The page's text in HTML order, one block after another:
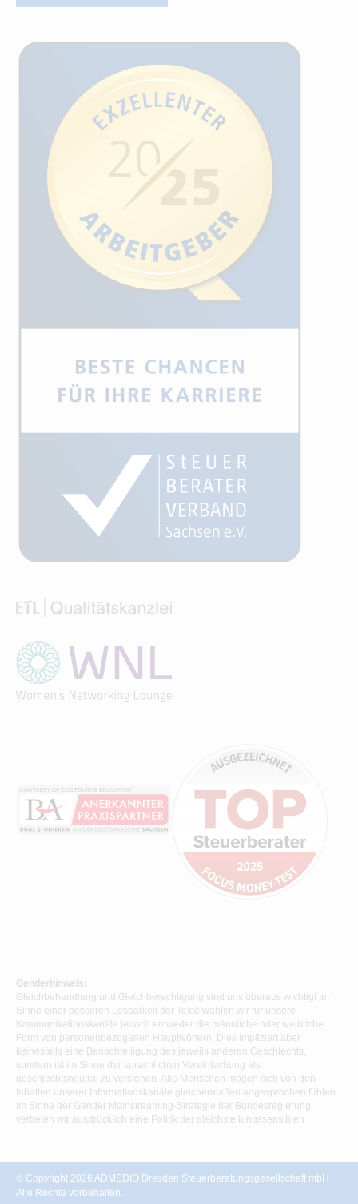
Genderhinweis:
Gleichbehandlung und Gleichberechtigung sind uns überaus wichtig! Im
Sinne einer besseren Lesbarkeit der Texte wählen wir für unsere
Kommunikationskanäle jedoch entweder die männliche oder weibliche
Form von personenbezogenen Hauptwörtern. Dies impliziert aber
keinesfalls eine Benachteiligung des jeweils anderen Geschlechts,
sondern ist im Sinne der sprachlichen Vereinfachung als
geschlechtsneutral zu verstehen. Alle Menschen mögen sich von den
Inhalten unserer Informationskanäle gleichermaßen angesprochen fühlen.
Im Sinne der Gender Mainstreaming-Strategie der Bundesregierung
vertreten wir ausdrücklich eine Politik der gleichstellungssensiblen
© Copyright 2026 ADMEDIO Dresden Steuerberatungsgesellschaft mbH.
Alle Rechte vorbehalten.